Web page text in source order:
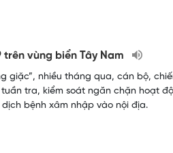
vùng biển Tây Nam
giặc”, nhiều tháng qua, cán bộ,
tra, kiểm soát ngăn chặn hoạt
bệnh xâm nhập vào nội địa.